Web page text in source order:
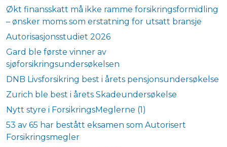
Økt finansskatt må ikke ramme forsikringsformidling
– ønsker moms som erstatning for utsatt bransje
Autorisasjonsstudiet 2026
Gard ble første vinner av
sjøforsikringsundersøkelsen
DNB Livsforsikring best i årets pensjonsundersøkelse
Zurich ble best i årets Skadeundersøkelse
Nytt styre i ForsikringsMeglerne (1)
53 av 65 har bestått eksamen som Autorisert
Forsikringsmegler